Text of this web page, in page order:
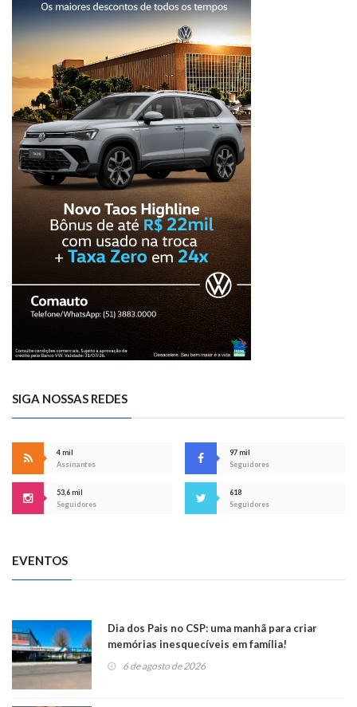
SIGA NOSSAS REDES
4 mil
Assinantes
97 mil
Seguidores
53,6 mil
Seguidores
618
Seguidores
EVENTOS
Dia dos Pais no CSP: uma manhã para criar
memórias inesquecíveis em família!
6 de agosto de 2026